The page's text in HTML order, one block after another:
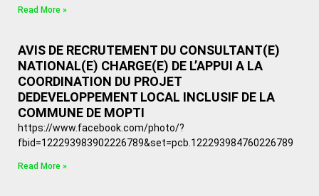
Read More »
AVIS DE RECRUTEMENT DU CONSULTANT(E)
NATIONAL(E) CHARGE(E) DE L’APPUI A LA
COORDINATION DU PROJET
DEDEVELOPPEMENT LOCAL INCLUSIF DE LA
COMMUNE DE MOPTI
https://www.facebook.com/photo/?
fbid=122293983902226789&set=pcb.122293984760226789
Read More »